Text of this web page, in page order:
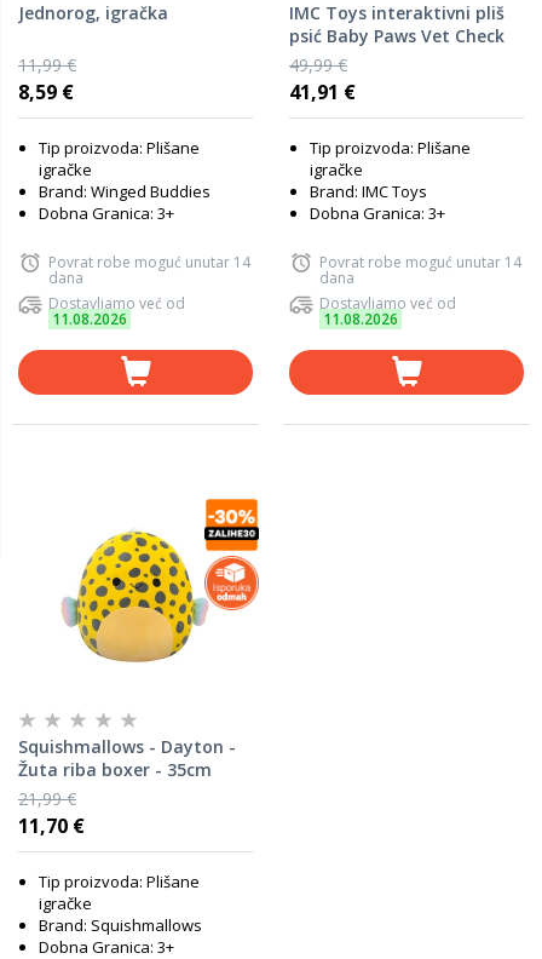
Jednorog, igračka
11,99 €
8,59 €
Tip proizvoda: Plišane
igračke
Brand: Winged Buddies
Dobna Granica: 3+
Povrat robe moguć unutar 14
dana
Dostavljamo već od
11.08.2026
IMC Toys interaktivni pliš
psić Baby Paws Vet Check
49,99 €
41,91 €
Tip proizvoda: Plišane
igračke
Brand: IMC Toys
Dobna Granica: 3+
Povrat robe moguć unutar 14
dana
Dostavljamo već od
11.08.2026
Squishmallows - Dayton -
Žuta riba boxer - 35cm
21,99 €
11,70 €
Tip proizvoda: Plišane
igračke
Brand: Squishmallows
Dobna Granica: 3+